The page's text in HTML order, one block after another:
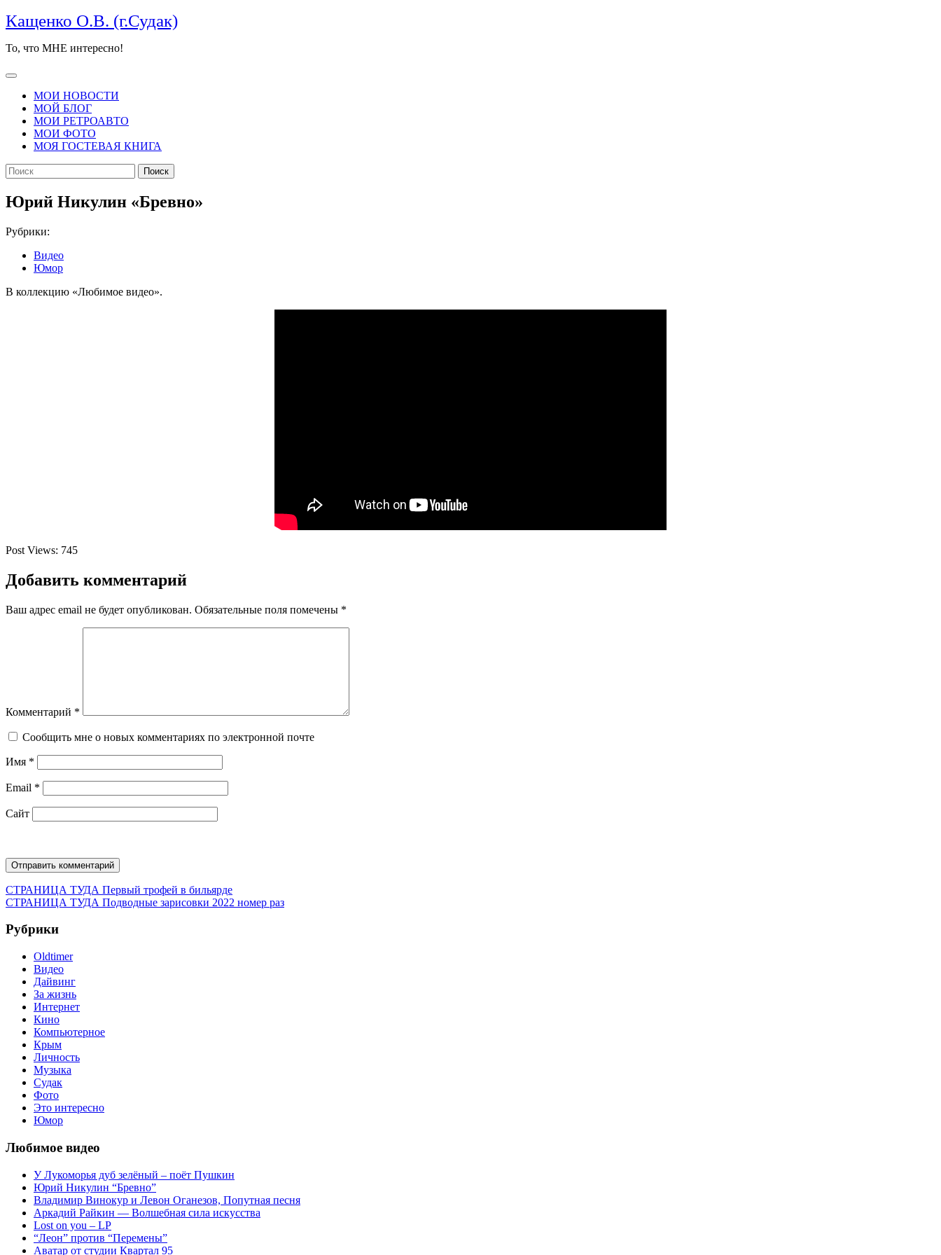
Перейти
к
содержимому
Кащенко О.В. (г.Судак)
То, что МНЕ интересно!
Кнопка
ОткрытьМОИ НОВОСТИ
МОЙ БЛОГ
МОИ РЕТРОАВТО
МОИ ФОТО
МОЯ ГОСТЕВАЯ КНИГА
КНОПКА
ЗАКРЫТЬ
Найти:
Юрий Никулин «Бревно»
Рубрики:
Видео
Юмор
В коллекцию «Любимое видео».
Post Views: 745
Добавить комментарий
Ваш адрес email не будет опубликован. Обязательные поля помечены *
Комментарий *
Сообщить мне о новых комментариях по электронной почте
Имя *
Email *
Сайт
Навигация
по
записям
СТРАНИЦА ТУДА Предыдущая
запись:
Первый трофей в бильярде
СТРАНИЦА ТУДА Следующая
Подводные зарисовки 2022 номер раз
Рубрики
Oldtimer
Видео
Дайвинг
За жизнь
Интернет
Кино
Компьютерное
Крым
Личность
Музыка
Судак
Фото
Это интересно
Юмор
Любимое видео
У Лукоморья дуб зелёный – поёт Пушкин
Юрий Никулин “Бревно”
Владимир Винокур и Левон Оганезов, Попутная песня
Аркадий Райкин — Волшебная сила искусства
Lost on you – LP
“Леон” против “Перемены”
Аватар от студии Квартал 95